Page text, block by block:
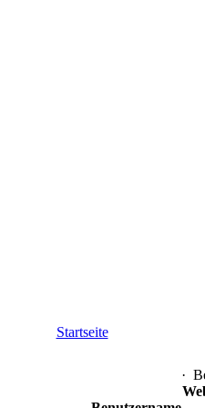
Startseite
·